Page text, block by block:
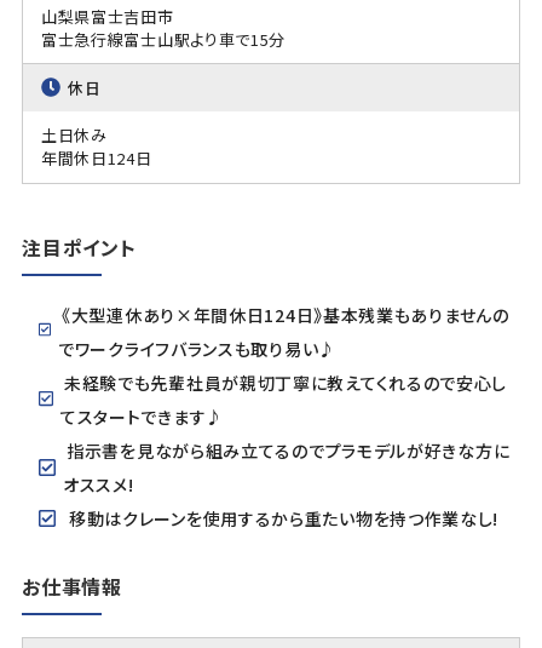
山梨県富士吉田市
富士急行線富士山駅より車で15分
休日
土日休み
年間休日124日
注目ポイント
《大型連休あり×年間休日124日》基本残業もありませんの
でワークライフバランスも取り易い♪
未経験でも先輩社員が親切丁寧に教えてくれるので安心し
てスタートできます♪
指示書を見ながら組み立てるのでプラモデルが好きな方に
オススメ!
移動はクレーンを使用するから重たい物を持つ作業なし!
お仕事情報